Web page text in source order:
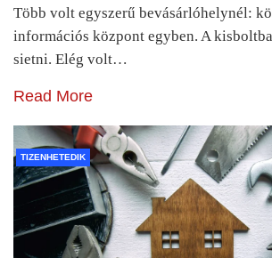
Több volt egyszerű bevásárlóhelynél:
információs központ egyben. A
sietni. Elég volt…
Read More
TIZENHETEDIK